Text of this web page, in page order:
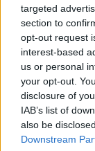
targeted
section to
opt-out request
interest-based
us or personal
your opt-out.
disclosure of
IAB’s list of
also be
Downstream
Szerzői
Cookie-